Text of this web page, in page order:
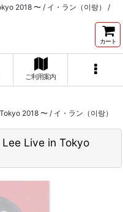
2018 〜 / イ・ラン（이랑） /
カート
ご利用案内
2018 〜 / イ・ラン（이랑）
Lee Live in Tokyo